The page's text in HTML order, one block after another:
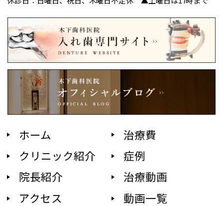
ホーム
クリニック紹介
院長紹介
アクセス
治療費
症例
治療動画
動画一覧